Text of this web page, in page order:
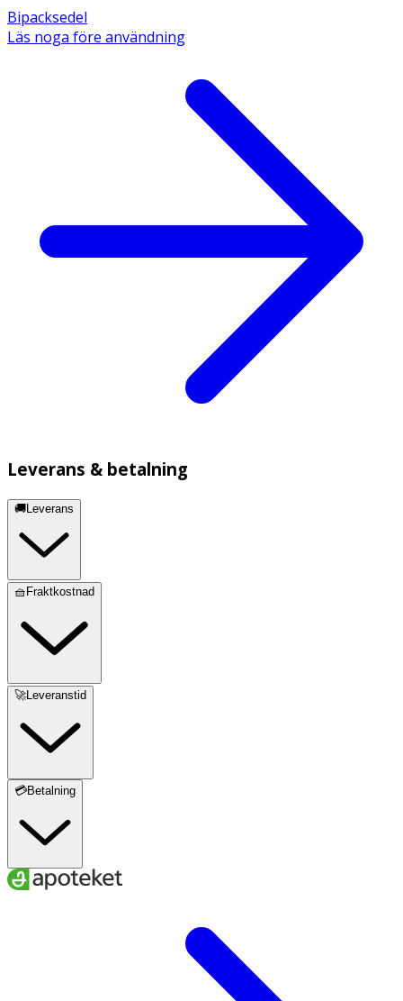
Bipacksedel
Läs noga före användning
Leverans & betalning
🚚Leverans
🧺Fraktkostnad
🚀Leveranstid
💳Betalning